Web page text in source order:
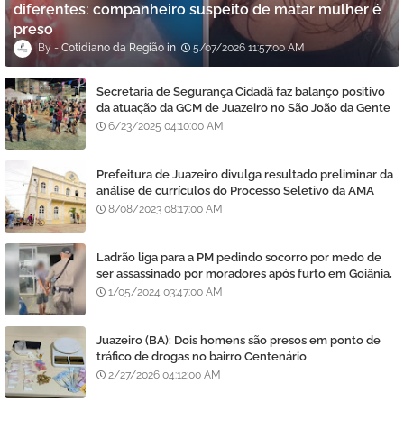
diferentes: companheiro suspeito de matar mulher é
preso
Cotidiano da Região 5/07/2026 11:57:00 AM
Secretaria de Segurança Cidadã faz balanço positivo
da atuação da GCM de Juazeiro no São João da Gente
6/23/2025 04:10:00 AM
Prefeitura de Juazeiro divulga resultado preliminar da
análise de currículos do Processo Seletivo da AMA
8/08/2023 08:17:00 AM
Ladrão liga para a PM pedindo socorro por medo de
ser assassinado por moradores após furto em Goiânia,
diz polícia
1/05/2024 03:47:00 AM
Juazeiro (BA): Dois homens são presos em ponto de
tráfico de drogas no bairro Centenário
2/27/2026 04:12:00 AM